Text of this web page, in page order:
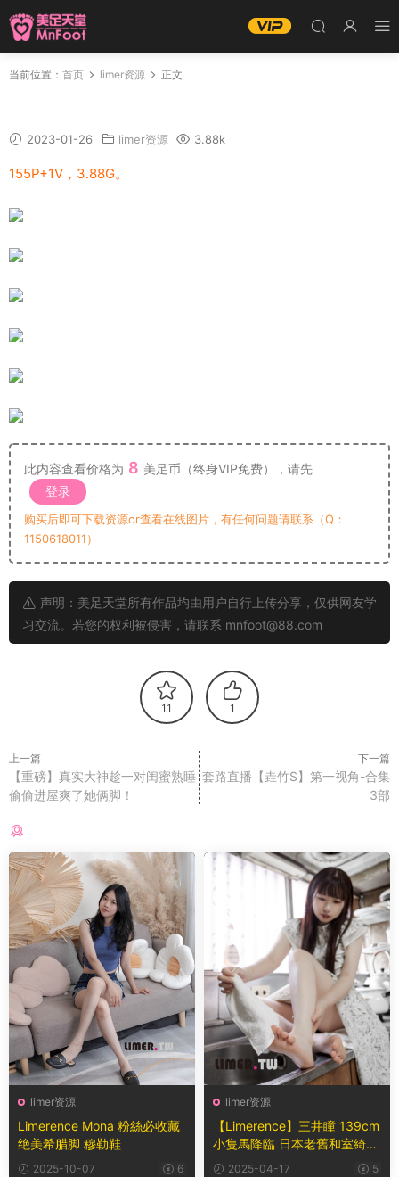
当前位置： 首页 limer资源 正文
2023-01-26 limer资源 3.88k
155P+1V，3.88G。
此内容查看价格为 8 美足币（终身VIP免费），请先
登录
购买后即可下载资源or查看在线图片，有任何问题请联系（Q：
1150618011）
声明：美足天堂所有作品均由用户自行上传分享，仅供网友学
习交流。若您的权利被侵害，请联系 mnfoot@88.com
11 1
上一篇
【重磅】真实大神趁一对闺蜜熟睡
偷偷进屋爽了她俩脚！
下一篇
套路直播【垚竹S】第一视角-合集
3部
limer资源
Limerence Mona 粉絲必收藏
绝美希腊脚 穆勒鞋
2025-10-07 6
limer资源
【Limerence】三井瞳 139cm
小隻馬降臨 日本老舊和室綺麗
裸足2025-04-17 5